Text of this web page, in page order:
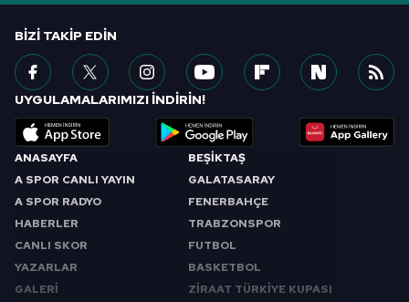
ANASAYFA
A SPOR CANLI YAYIN
A SPOR RADYO
HABERLER
CANLI SKOR
YAZARLAR
GALERİ
BEŞİKTAŞ
GALATASARAY
FENERBAHÇE
TRABZONSPOR
FUTBOL
BASKETBOL
ZİRAAT TÜRKİYE KUPASI
BIZI TAKIP EDIN
UYGULAMALARIMIZI İNDİRİN!